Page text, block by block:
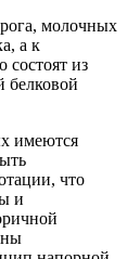
молочных
а к
из
белковой
имеются
что
и